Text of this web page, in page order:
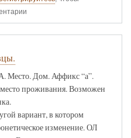
Место. Дом. Аффикс “а”.
проживания. Возможен
вариант, в котором
изменение. ОЛ